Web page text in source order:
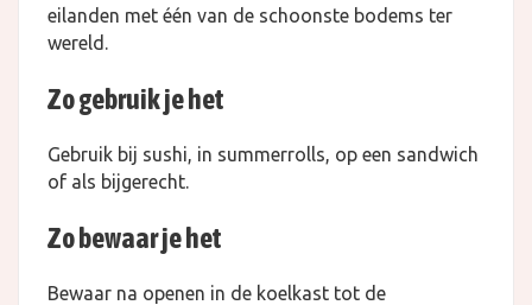
eilanden met één van de schoonste bodems ter
wereld.
Zo gebruik je het
Gebruik bij sushi, in summerrolls, op een sandwich
of als bijgerecht.
Zo bewaar je het
Bewaar na openen in de koelkast tot de